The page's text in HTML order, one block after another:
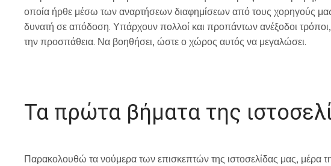
οποία ήρθε μέσω των αναρτήσεων διαφημίσεων από τους χορηγούς μας,
δυνατή σε απόδοση. Υπάρχουν πολλοί και προπάντων ανέξοδοι τρόποι,
την προσπάθεια. Να βοηθήσει, ώστε ο χώρος αυτός να μεγαλώσει.
Τα πρώτα βήματα της
Παρακολουθώ τα νούμερα των επισκεπτών της ιστοσελίδας μας, μέρα